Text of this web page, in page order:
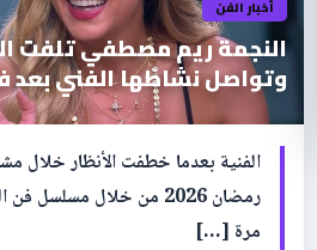
أخبار الفن
النجمة ريم مصطفي تلفت
وتواصل نشاطها الفني بعد
الفنية بعدما خطفت الأنظار خلال
رمضان 2026 من خلال
مرة […]